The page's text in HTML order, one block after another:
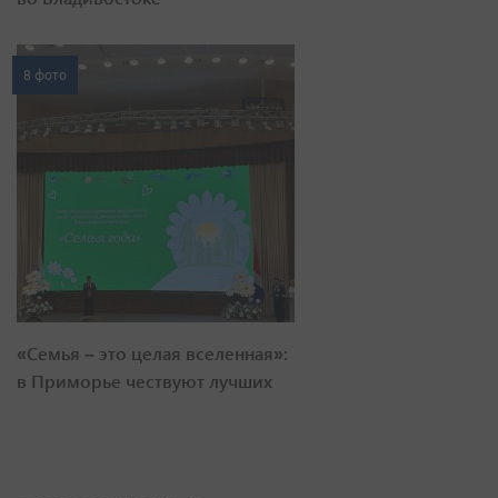
8 фото
«Семья – это целая вселенная»:
в Приморье чествуют лучших